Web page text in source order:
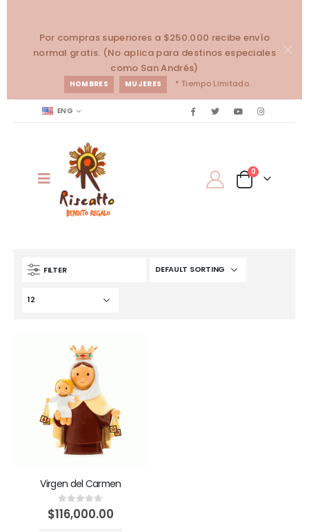
Por compras superiores a $250.000 recibe envío
normal gratis. (No aplica para destinos especiales
como San Andrés)
HOMBRES MUJERES * Tiempo Limitado.
ENG
0
FILTER
Virgen del Carmen
0out of 5
$116,000.00